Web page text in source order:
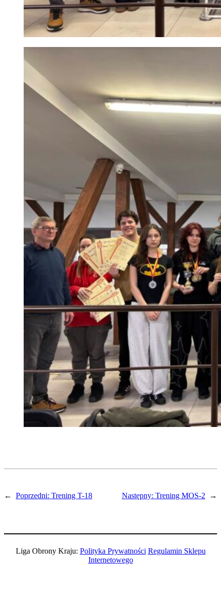
← Poprzedni: Trening T-18 Następny: Trening MOS-2 →
Liga Obrony Kraju: Polityka Prywatności Regulamin Sklepu
Internetowego